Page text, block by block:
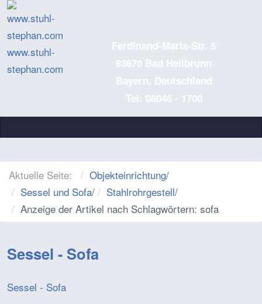
www.stuhl-
stephan.com
Ferdinand-Maria-Str. 5
83670 Bad Heilbrunn
Bayern, Deutschland
Tel: 08046 - 1700
Aktuelle Seite: Objekteinrichtung/
Sessel und Sofa/ Stahlrohrgestell/
Anzeige der Artikel nach Schlagwörtern: sofa
Sessel - Sofa
Sessel - Sofa